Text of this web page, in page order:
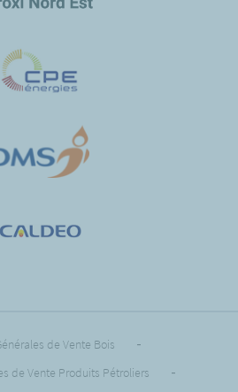
de Vente Bois -
de Vente Produits Pétroliers -